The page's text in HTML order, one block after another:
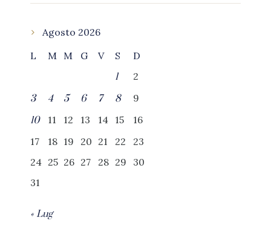
Agosto 2026
L
M M G V S
D
1
2
3
4 5 6 7 8
9
10
11 12 13 14 15
16
17
18 19 20 21 22
23
24 25 26 27 28 29
30
31
« Lug